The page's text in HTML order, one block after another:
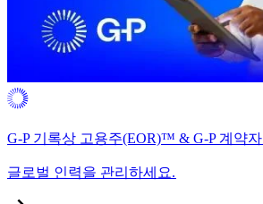
G-P 기록상 고용주(EOR)™ & G-P 계약자​​
글로벌 인력을 관리하세요.​​